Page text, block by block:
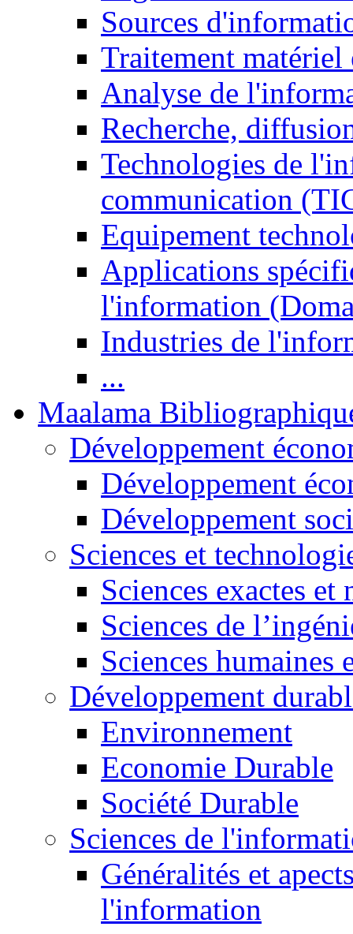
Sources
Traitement matériel
Analyse de
Recherche,
Technologies de
communication
Equipement
Applications
l'information
Industries de
...
Maalama
Développement
Développement
Développement
Sciences et
Sciences exactes et
Sciences de
Sciences humaines
Développement
Environnement
Economie Durable
Société Durable
Sciences de
Généralités et
l'information